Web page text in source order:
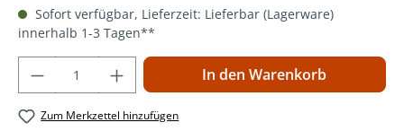
Sofort verfügbar, Lieferzeit: Lieferbar (Lagerware)
innerhalb 1-3 Tagen**
Produkt Anzahl: Gib den gewünschten
In den Warenkorb
Zum Merkzettel hinzufügen